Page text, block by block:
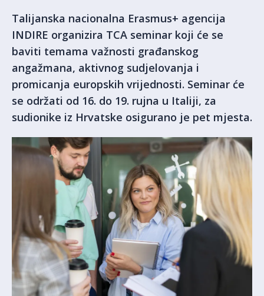
Talijanska nacionalna Erasmus+ agencija
INDIRE organizira TCA seminar koji će se
baviti temama važnosti građanskog
angažmana, aktivnog sudjelovanja i
promicanja europskih vrijednosti. Seminar će
se održati od 16. do 19. rujna u Italiji, za
sudionike iz Hrvatske osigurano je pet mjesta.